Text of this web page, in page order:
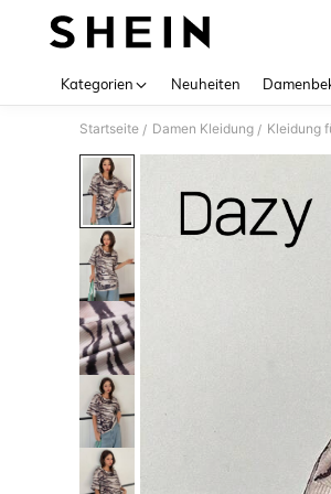
Kategorien Neuheiten
Startseite / Damen Kleidung / Kleidung